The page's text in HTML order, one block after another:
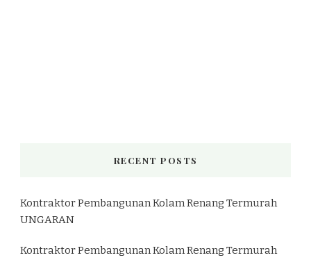
RECENT POSTS
Kontraktor Pembangunan Kolam Renang Termurah
UNGARAN
Kontraktor Pembangunan Kolam Renang Termurah